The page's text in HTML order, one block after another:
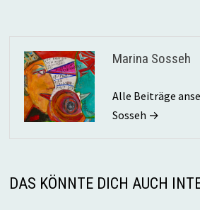
Marina Sosseh
Alle Beiträge
Sosseh →
DAS KÖNNTE DICH AUCH